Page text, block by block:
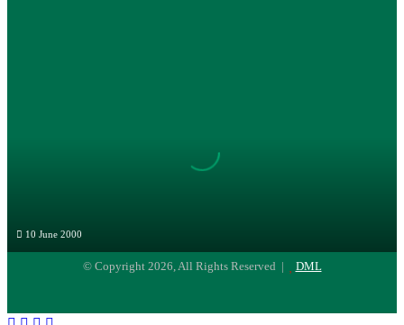
10 June 2000
Briket Kotoran Sapi
© Copyright 2026, All Rights Reserved | DML
Facebook
Twitter
WhatsApp